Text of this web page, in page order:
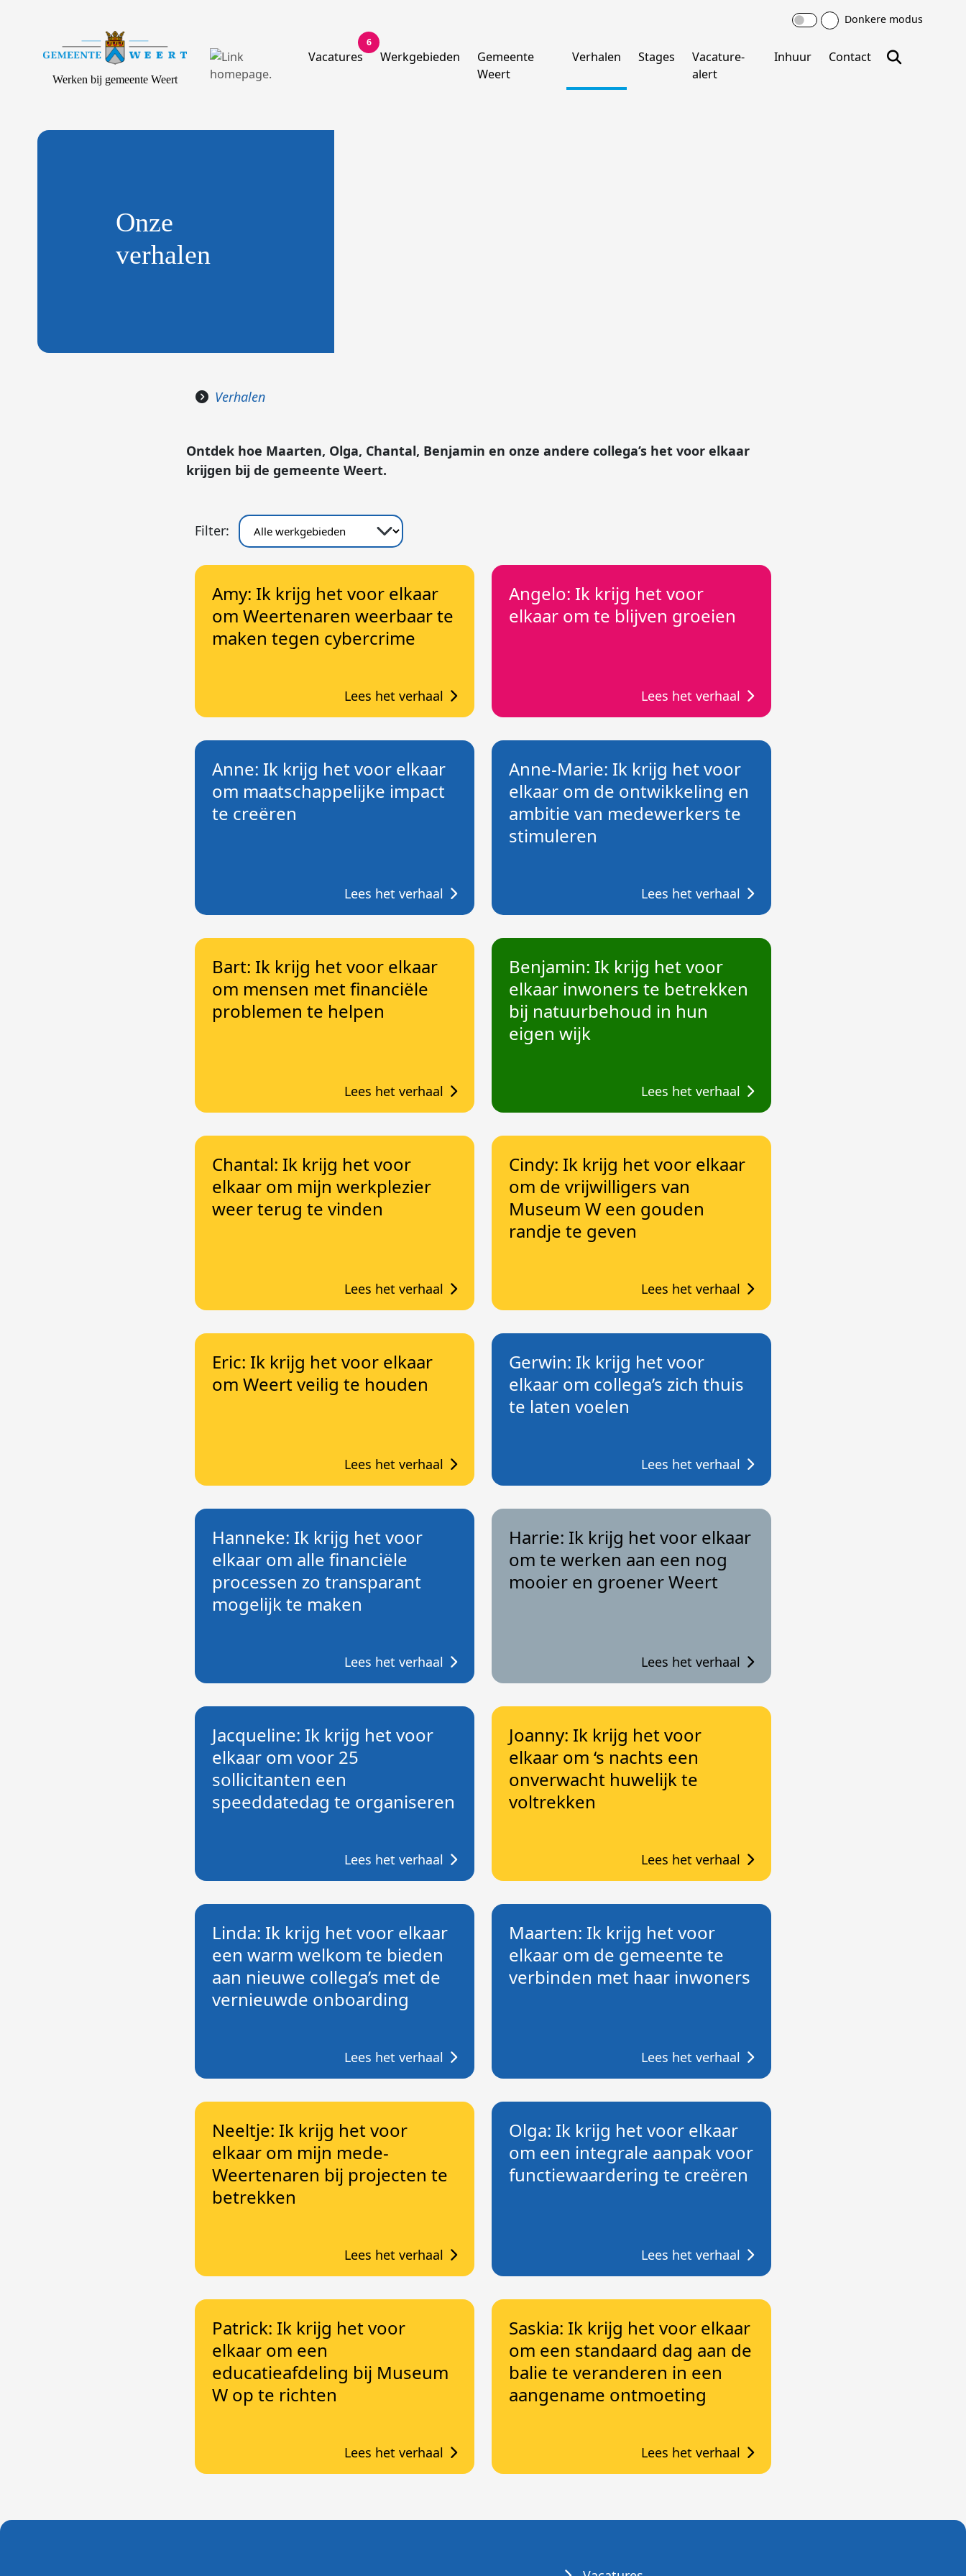
Donkere modus
Werken bij gemeente Weert
Vacatures
6
Werkgebieden
Gemeente
Weert
Verhalen Stages
Vacature-
alert
Inhuur Contact
Onze
verhalen
Verhalen
Ontdek hoe Maarten, Olga, Chantal, Benjamin en onze andere collega’s het voor elkaar
krijgen bij de gemeente Weert.
Filter:
Amy: Ik krijg het voor elkaar
om Weertenaren weerbaar te
maken tegen cybercrime
Lees het verhaal
Angelo: Ik krijg het voor
elkaar om te blijven groeien
Lees het verhaal
Anne: Ik krijg het voor elkaar
om maatschappelijke impact
te creëren
Lees het verhaal
Anne-Marie: Ik krijg het voor
elkaar om de ontwikkeling en
ambitie van medewerkers te
stimuleren
Lees het verhaal
Bart: Ik krijg het voor elkaar
om mensen met financiële
problemen te helpen
Lees het verhaal
Benjamin: Ik krijg het voor
elkaar inwoners te betrekken
bij natuurbehoud in hun
eigen wijk
Lees het verhaal
Chantal: Ik krijg het voor
elkaar om mijn werkplezier
weer terug te vinden
Lees het verhaal
Cindy: Ik krijg het voor elkaar
om de vrijwilligers van
Museum W een gouden
randje te geven
Lees het verhaal
Eric: Ik krijg het voor elkaar
om Weert veilig te houden
Lees het verhaal
Gerwin: Ik krijg het voor
elkaar om collega’s zich thuis
te laten voelen
Lees het verhaal
Hanneke: Ik krijg het voor
elkaar om alle financiële
processen zo transparant
mogelijk te maken
Lees het verhaal
Harrie: Ik krijg het voor elkaar
om te werken aan een nog
mooier en groener Weert
Lees het verhaal
Jacqueline: Ik krijg het voor
elkaar om voor 25
sollicitanten een
speeddatedag te organiseren
Lees het verhaal
Joanny: Ik krijg het voor
elkaar om ‘s nachts een
onverwacht huwelijk te
voltrekken
Lees het verhaal
Linda: Ik krijg het voor elkaar
een warm welkom te bieden
aan nieuwe collega’s met de
vernieuwde onboarding
Lees het verhaal
Maarten: Ik krijg het voor
elkaar om de gemeente te
verbinden met haar inwoners
Lees het verhaal
Neeltje: Ik krijg het voor
elkaar om mijn mede-
Weertenaren bij projecten te
betrekken
Lees het verhaal
Olga: Ik krijg het voor elkaar
om een integrale aanpak voor
functiewaardering te creëren
Lees het verhaal
Patrick: Ik krijg het voor
elkaar om een
educatieafdeling bij Museum
W op te richten
Lees het verhaal
Saskia: Ik krijg het voor elkaar
om een standaard dag aan de
balie te veranderen in een
aangename ontmoeting
Lees het verhaal